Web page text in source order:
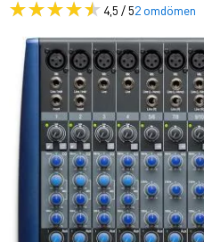
4,5 / 52 omdömen